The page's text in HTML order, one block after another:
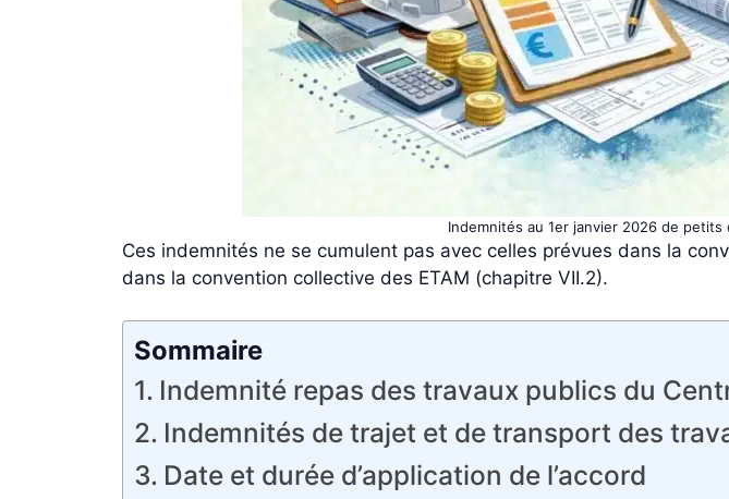
Indemnités au 1er janvier 2026 de
Ces indemnités ne se cumulent pas avec celles prévues dans la
dans la convention collective des ETAM (chapitre VII.2).
Sommaire
Indemnité repas des travaux publics du
Indemnités de trajet et de transport des
Date et durée d’application de l’accord